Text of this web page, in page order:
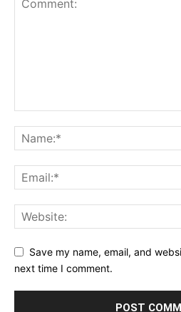
Save my name, email, and
next time I comment.